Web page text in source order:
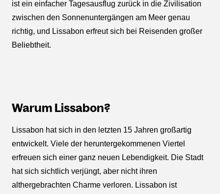
ist ein einfacher Tagesausflug zurück in die Zivilisation
zwischen den Sonnenuntergängen am Meer genau
richtig, und Lissabon erfreut sich bei Reisenden großer
Beliebtheit.
Warum Lissabon?
Lissabon hat sich in den letzten 15 Jahren großartig
entwickelt. Viele der heruntergekommenen Viertel
erfreuen sich einer ganz neuen Lebendigkeit. Die Stadt
hat sich sichtlich verjüngt, aber nicht ihren
althergebrachten Charme verloren. Lissabon ist